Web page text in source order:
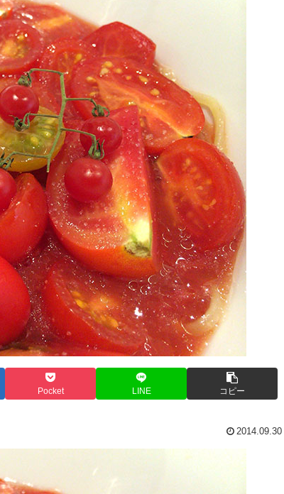
Pocket LINE コピー
2014.09.30